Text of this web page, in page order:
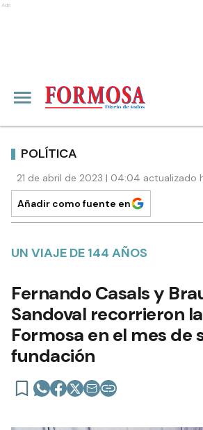
Ads
POLÍTICA
21 de abril de 2023 | 04:04 actualizado
Añadir como fuente en
UN VIAJE DE 144 AÑOS
Fernando Casals y
Sandoval recorrieron
Formosa en el mes de
fundación